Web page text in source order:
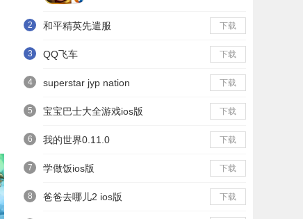
2 和平精英先遣服 下载
3 QQ飞车 下载
4 superstar jyp nation 下载
5 宝宝巴士大全游戏ios版 下载
6 我的世界0.11.0 下载
7 学做饭ios版 下载
8 爸爸去哪儿2 ios版 下载